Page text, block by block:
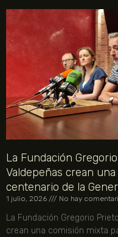
La Fundación
Valdepeñas crean
centenario de la
1 julio, 2026 No hay
La Fundación Gregorio
crean una comisión mixta